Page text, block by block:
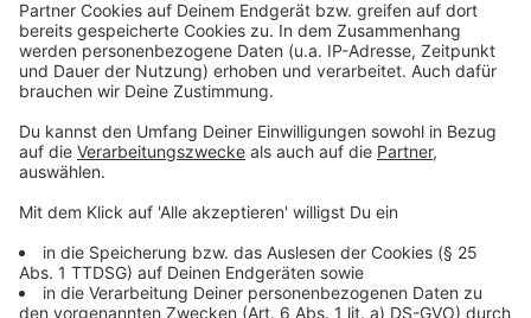
Der Schwimmunterricht war nach Bekanntwerden der
Beschwerden vorzeitig abgebrochen worden. Die
Siegener Feuerwehr hat im Löhrtorbad keine Ursache
feststellen können. Das Bad ist erst einmal
geschlossen. Das Amt für Arbeitsschutz ermittelt.
Anzeige